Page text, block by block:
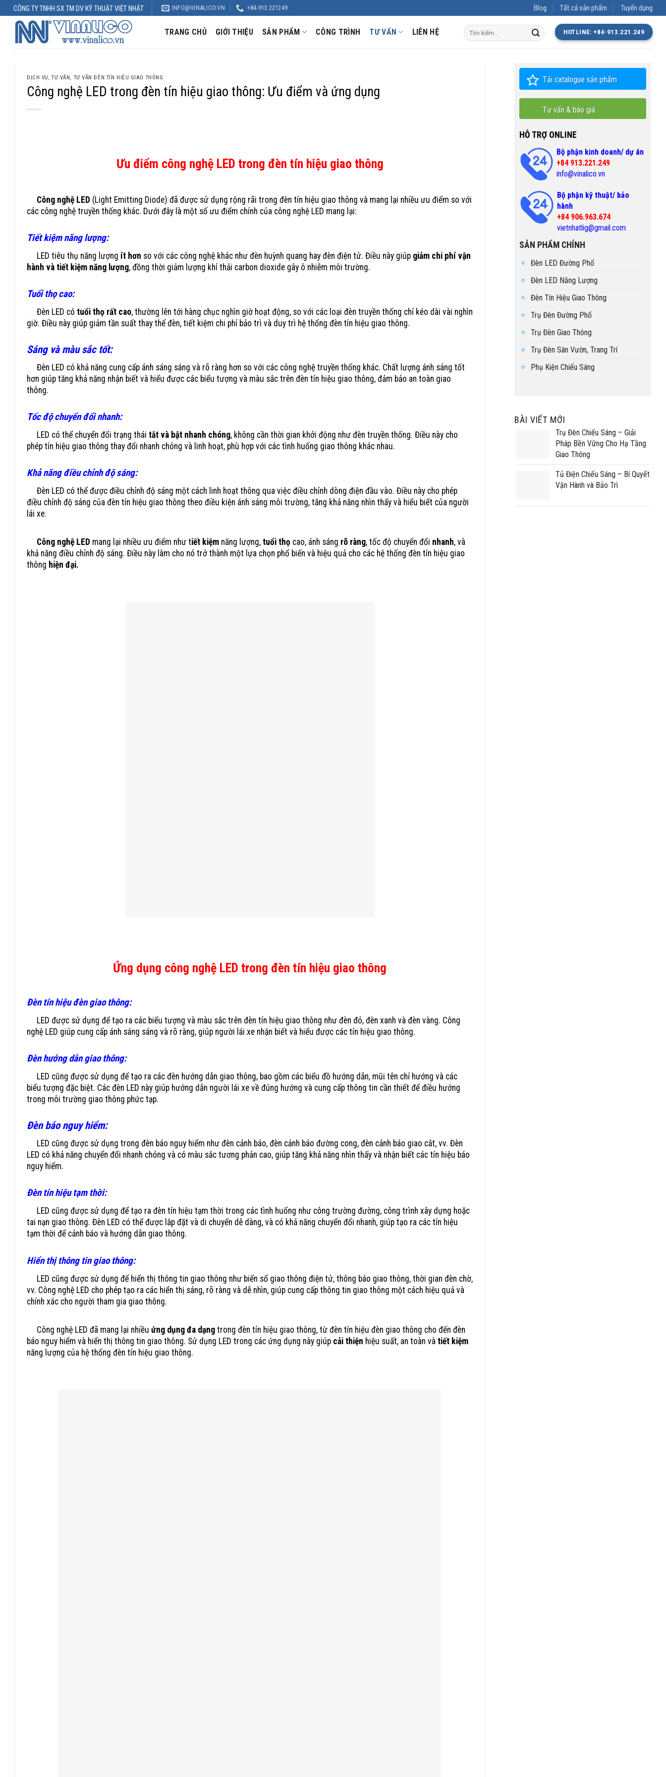
to
content
CÔNG TY TNHH SX TM DV KỸ THUẬT VIỆT NHẬT INFO@VINALICO.VN +84-913.221249 Blog Tất cả sản phẩm Tuyển dụng
TRANG CHỦ GIỚI THIỆU SẢN PHẨM CÔNG TRÌNH TƯ VẤN LIÊN HỆ
Tìm
kiếm:
HOTLINE: +84-913.221.249
DỊCH VỤ,TƯ VẤN, TƯ VẤN ĐÈN TÍN HIỆU GIAO THÔNG
Công nghệ LED trong đèn tín hiệu giao thông: Ưu điểm và ứng dụng
Ưu điểm công nghệ LED trong đèn tín hiệu giao thông
Công nghệ LED (Light Emitting Diode) đã được sử dụng rộng rãi trong đèn tín hiệu giao thông và mang lại nhiều ưu điểm so với
các công nghệ truyền thống khác. Dưới đây là một số ưu điểm chính của công nghệ LED mang lại:
Tiết kiệm năng lượng:
LED tiêu thụ năng lượng ít hơn so với các công nghệ khác như đèn huỳnh quang hay đèn điện tử. Điều này giúp giảm chi phí vận
hành và tiết kiệm năng lượng, đồng thời giảm lượng khí thải carbon dioxide gây ô nhiễm môi trường.
Tuổi thọ cao:
Đèn LED có tuổi thọ rất cao, thường lên tới hàng chục nghìn giờ hoạt động, so với các loại đèn truyền thống chỉ kéo dài vài nghìn
giờ. Điều này giúp giảm tần suất thay thế đèn, tiết kiệm chi phí bảo trì và duy trì hệ thống đèn tín hiệu giao thông.
Sáng và màu sắc tốt:
Đèn LED có khả năng cung cấp ánh sáng sáng và rõ ràng hơn so với các công nghệ truyền thống khác. Chất lượng ánh sáng tốt
hơn giúp tăng khả năng nhận biết và hiểu được các biểu tượng và màu sắc trên đèn tín hiệu giao thông, đảm bảo an toàn giao
thông.
Tốc độ chuyển đổi nhanh:
LED có thể chuyển đổi trạng thái tắt và bật nhanh chóng, không cần thời gian khởi động như đèn truyền thống. Điều này cho
phép tín hiệu giao thông thay đổi nhanh chóng và linh hoạt, phù hợp với các tình huống giao thông khác nhau.
Khả năng điều chỉnh độ sáng:
Đèn LED có thể được điều chỉnh độ sáng một cách linh hoạt thông qua việc điều chỉnh dòng điện đầu vào. Điều này cho phép
điều chỉnh độ sáng của đèn tín hiệu giao thông theo điều kiện ánh sáng môi trường, tăng khả năng nhìn thấy và hiểu biết của người
lái xe.
Công nghệ LED mang lại nhiều ưu điểm như tiết kiệm năng lượng, tuổi thọ cao, ánh sáng rõ ràng, tốc độ chuyển đổi nhanh, và
khả năng điều chỉnh độ sáng. Điều này làm cho nó trở thành một lựa chọn phổ biến và hiệu quả cho các hệ thống đèn tín hiệu giao
thông hiện đại.
Ứng dụng công nghệ LED trong đèn tín hiệu giao thông
Đèn tín hiệu đèn giao thông:
LED được sử dụng để tạo ra các biểu tượng và màu sắc trên đèn tín hiệu giao thông như đèn đỏ, đèn xanh và đèn vàng. Công
nghệ LED giúp cung cấp ánh sáng sáng và rõ ràng, giúp người lái xe nhận biết và hiểu được các tín hiệu giao thông.
Đèn hướng dẫn giao thông:
LED cũng được sử dụng để tạo ra các đèn hướng dẫn giao thông, bao gồm các biểu đồ hướng dẫn, mũi tên chỉ hướng và các
biểu tượng đặc biệt. Các đèn LED này giúp hướng dẫn người lái xe về đúng hướng và cung cấp thông tin cần thiết để điều hướng
trong môi trường giao thông phức tạp.
Đèn báo nguy hiểm:công nghệ led đèn tín hiệu giao thông
LED cũng được sử dụng trong đèn báo nguy hiểm như đèn cảnh báo, đèn cảnh báo đường cong, đèn cảnh báo giao cắt, vv. Đèn
LED có khả năng chuyển đổi nhanh chóng và có màu sắc tương phản cao, giúp tăng khả năng nhìn thấy và nhận biết các tín hiệu báo
nguy hiểm.
Đèn tín hiệu tạm thời:
LED cũng được sử dụng để tạo ra đèn tín hiệu tạm thời trong các tình huống như công trường đường, công trình xây dựng hoặc
tai nạn giao thông. Đèn LED có thể được lắp đặt và di chuyển dễ dàng, và có khả năng chuyển đổi nhanh, giúp tạo ra các tín hiệu
tạm thời để cảnh báo và hướng dẫn giao thông.
Hiển thị thông tin giao thông:
LED cũng được sử dụng để hiển thị thông tin giao thông như biển số giao thông điện tử, thông báo giao thông, thời gian đèn chờ,
vv. Công nghệ LED cho phép tạo ra các hiển thị sáng, rõ ràng và dễ nhìn, giúp cung cấp thông tin giao thông một cách hiệu quả và
chính xác cho người tham gia giao thông.
Công nghệ LED đã mang lại nhiều ứng dụng đa dạng trong đèn tín hiệu giao thông, từ đèn tín hiệu đèn giao thông cho đến đèn
báo nguy hiểm và hiển thị thông tin giao thông. Sử dụng LED trong các ứng dụng này giúp cải thiện hiệu suất, an toàn và tiết kiệm
năng lượng của hệ thống đèn tín hiệu giao thông.
Tải catalogue sản phẩm
Tư vấn & báo giá
HỖ TRỢ ONLINE
Bộ phận kinh doanh/ dự án
+84 913.221.249
info@vinalico.vn
Bộ phận kỹ thuật/ bảo
hành
+84 906.963.674
vietnhatlig@gmail.com
SẢN PHẨM CHÍNH
Đèn LED Đường Phố
Đèn LED Năng Lượng
Đèn Tín Hiệu Giao Thông
Trụ Đèn Đường Phố
Trụ Đèn Giao Thông
Trụ Đèn Sân Vườn, Trang Trí
Phụ Kiện Chiếu Sáng
BÀI VIẾT MỚI
Trụ Đèn Chiếu Sáng – Giải
Pháp Bền Vững Cho Hạ Tầng
Giao Thông
Tủ Điện Chiếu Sáng – Bí Quyết
Vận Hành và Bảo Trì